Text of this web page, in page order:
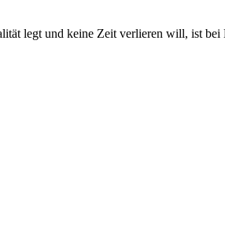
legt und keine Zeit verlieren will, ist